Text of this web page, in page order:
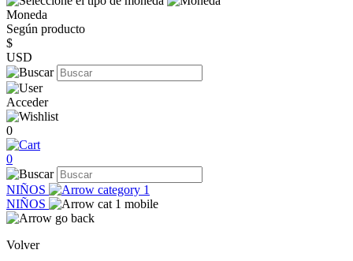
Moneda
Según producto
$
USD
Acceder
0
0
NIÑOS
NIÑOS
Volver